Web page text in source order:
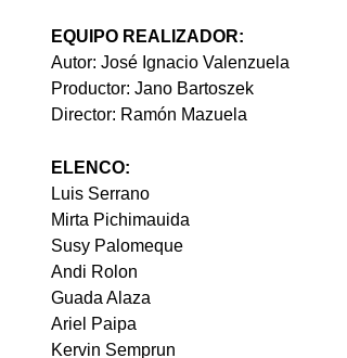
EQUIPO REALIZADOR:
Autor: José Ignacio Valenzuela
Productor: Jano Bartoszek
Director: Ramón Mazuela
ELENCO:
Luis Serrano
Mirta Pichimauida
Susy Palomeque
Andi Rolon
Guada Alaza
Ariel Paipa
Kervin Semprun